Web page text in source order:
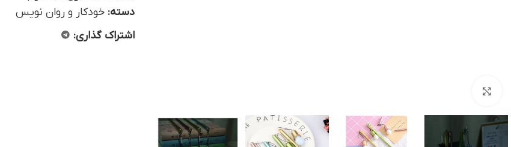
دسته: خودکار و روان نویس
اشتراک گذاری: